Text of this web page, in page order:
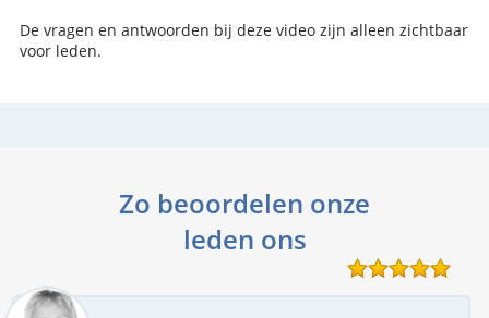
De vragen en antwoorden bij deze video zijn alleen zichtbaar
voor leden.
Zo beoordelen onze
leden ons